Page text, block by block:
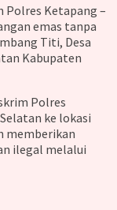
Polres Ketapang –
emas tanpa
Titi, Desa
Kabupaten
Polres
ke lokasi
memberikan
ilegal melalui